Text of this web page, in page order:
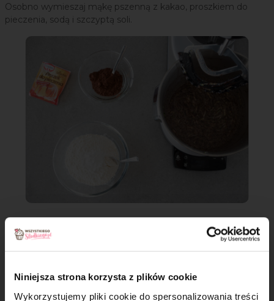
Niniejsza strona korzysta z plików cookie
Wykorzystujemy pliki cookie do spersonalizowania treści
Osobno wymieszaj mąkę pszenną z kakao, proszkiem do
pieczenia, sodą i szczyptą soli.
Krok 6
Do mokrych składników dodaj suche i delikatnie wymieszaj,